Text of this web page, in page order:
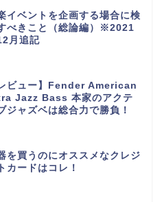
イベントを企画する場合に検
べきこと（総論編）※2021
月追記
レビュー】Fender American
Jazz Bass 本家のアクテ
ジャズベは総合力で勝負！
を買うのにオススメなクレジ
カードはコレ！